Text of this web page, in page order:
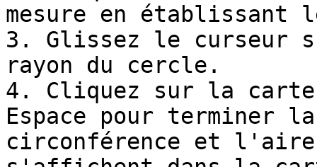
mesure en établissant
3. Glissez le curseur
rayon du cercle.
4. Cliquez sur la carte
Espace pour terminer
circonférence et